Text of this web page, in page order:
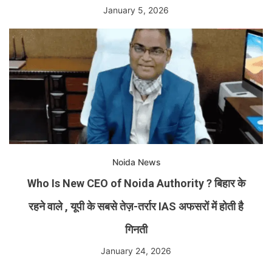
January 5, 2026
Noida News
Who Is New CEO of Noida Authority ? बिहार के
रहने वाले , यूपी के सबसे तेज़-तर्रार IAS अफसरों में होती है
गिनती
January 24, 2026